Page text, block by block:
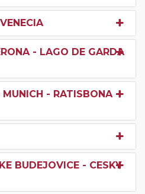
- LAGO DE GARDA
MUNICH - RATISBONA -
BUDEJOVICE - CESKY